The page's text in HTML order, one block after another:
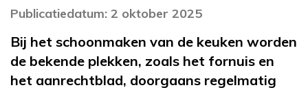
Publicatiedatum: 2 oktober 2025
Bij het schoonmaken van de keuken worden
de bekende plekken, zoals het fornuis en
het aanrechtblad, doorgaans regelmatig